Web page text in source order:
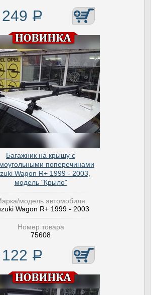
Р
Багажник на крышу с
поперечинами
Wagon R+ 1999 - 2003,
модель "Крыло"
модель автомобиля
Wagon R+ 1999 - 2003
Номер товара
75608
Р